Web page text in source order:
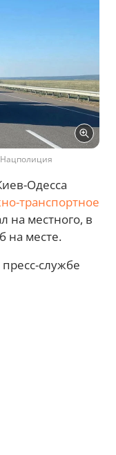
Одесса
транспортное
на местного, в
на месте.
службе